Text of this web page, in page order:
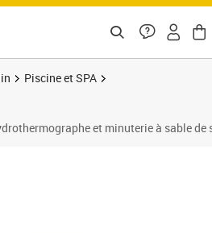
Piscine et SPA
et minuterie à sable de